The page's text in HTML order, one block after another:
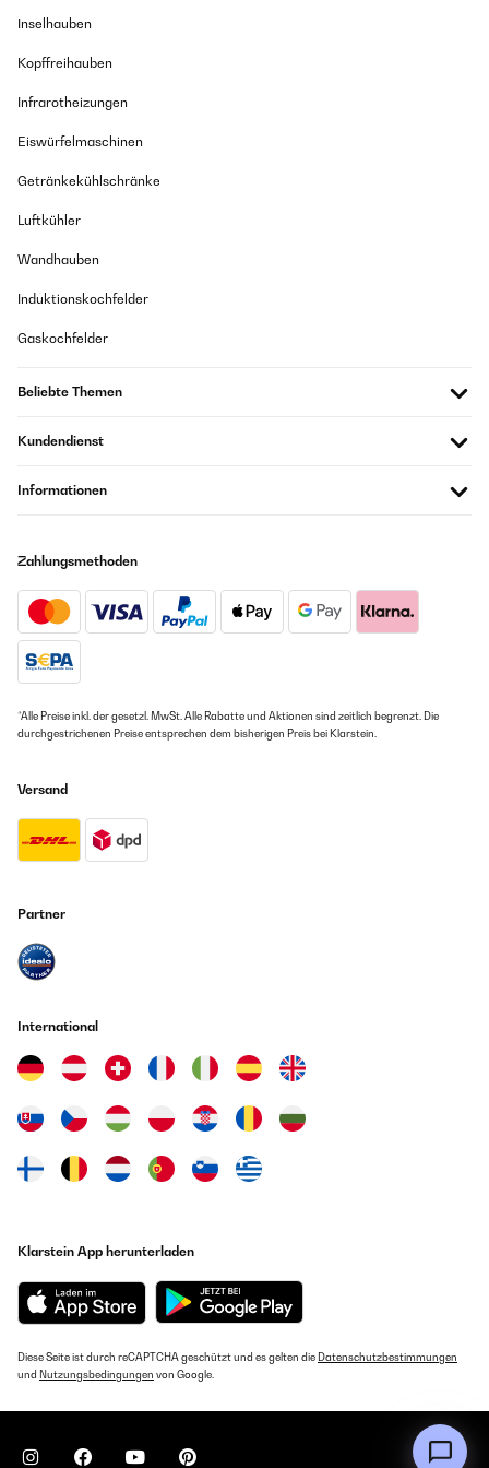
Inselhauben
Kopffreihauben
Infrarotheizungen
Eiswürfelmaschinen
Getränkekühlschränke
Luftkühler
Wandhauben
Induktionskochfelder
Gaskochfelder
Beliebte Themen
Kundendienst
Informationen
Zahlungsmethoden
*Alle Preise inkl. der gesetzl. MwSt. Alle Rabatte und Aktionen sind zeitlich begrenzt. Die
durchgestrichenen Preise entsprechen dem bisherigen Preis bei Klarstein.
Versand
Partner
International
Klarstein App herunterladen
Diese Seite ist durch reCAPTCHA geschützt und es gelten die Datenschutzbestimmungen
und Nutzungsbedingungen von Google.